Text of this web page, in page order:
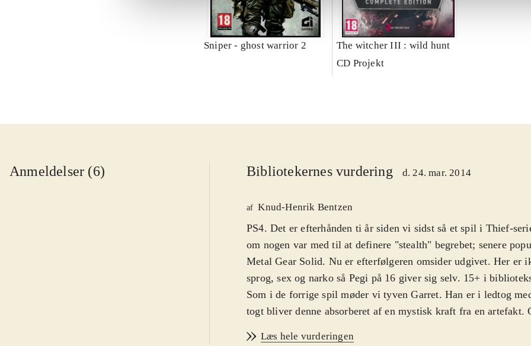
Sniper - ghost warrior 2
The witcher III : wild hunt
CD Projekt
Anmeldelser (6) Bibliotekernes vurdering d. 24. mar. 2014
af Knud-Henrik Bentzen
PS4. Det er efterhånden ti år siden vi sidst så et spil i Thief-
om nogen var med til at definere "stealth" begrebet; senere
Metal Gear Solid. Nu er efterfølgeren omsider udgivet. Her er
sprog, sex og narko så Pegi på 16 giver sig selv. 15+ i
Som i de forrige spil møder vi tyven Garret. Han er i ledtog
togt bliver denne absorberet af en mystisk kraft fra en artefakt.
Læs hele vurderingen